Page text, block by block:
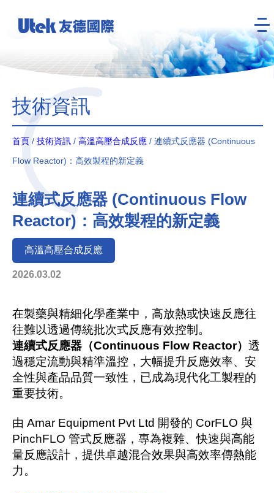
技術資訊
首頁 / 技術資訊 / 高溫高壓合成反應 / 連續式反應器 (Continuous
Flow Reactor)：高效製程的新定義
連續式反應器 (Continuous Flow
Reactor)：高效製程的新定義
高溫高壓合成反應
2026.03.02
在製藥與精細化學產業中，高放熱或快速反應往
往難以透過傳統批次式反應有效控制。
連續式反應器（Continuous Flow Reactor） 透
過穩定流動與精準溫控，大幅提升反應效率、安
全性與產品品質一致性，已成為現代化工製程的
重要技術。
由 Amar Equipment Pvt Ltd 開發的 CorFLO 與
PinchFLO 管式反應器，專為複雜、快速與高能
量反應設計，提供卓越混合效果與高效率傳熱能
力。